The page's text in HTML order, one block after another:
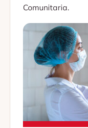
Comunitaria.